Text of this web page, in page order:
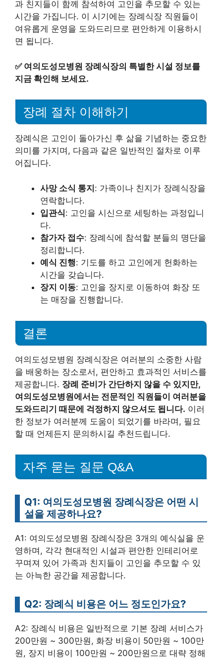
과 친지들이 함께 참석하여 고인을 추모할 수 있는
시간을 가집니다. 이 시기에는 장례식장 직원들이
여유롭게 운영을 도와드리므로 편안하게 이용하시
면 됩니다.
✅ 여의도성모병원 장례식장의 특별한 시설 정보를
지금 확인해 보세요.
장례 절차 이해하기
장례식은 고인이 돌아가신 후 삶을 기념하는 중요한
의미를 가지며, 다음과 같은 일반적인 절차로 이루
어집니다.
사망 소식 통지: 가족이나 친지가 장례식장을
연락합니다.
입관식: 고인을 시신으로 세팅하는 과정입니
다.
참가자 접수: 장례식에 참석할 분들의 명단을
정리합니다.
예식 진행: 기도를 하고 고인에게 헌화하는
시간을 갖습니다.
장지 이동: 고인을 장지로 이동하여 화장 또
는 매장을 진행합니다.
결론
여의도성모병원 장례식장은 여러분의 소중한 사람
을 배웅하는 장소로서, 편안하고 효과적인 서비스를
제공합니다. 장례 준비가 간단하지 않을 수 있지만,
여의도성모병원에서는 전문적인 직원들이 여러분을
도와드리기 때문에 걱정하지 않으셔도 됩니다. 이러
한 정보가 여러분께 도움이 되었기를 바라며, 필요
할 때 언제든지 문의하시길 추천드립니다.
자주 묻는 질문 Q&A
Q1: 여의도성모병원 장례식장은 어떤 시
설을 제공하나요?
A1: 여의도성모병원 장례식장은 3개의 예식실을 운
영하며, 각각 현대적인 시설과 편안한 인테리어로
꾸며져 있어 가족과 친지들이 고인을 추모할 수 있
는 아늑한 공간을 제공합니다.
Q2: 장례식 비용은 어느 정도인가요?
A2: 장례식 비용은 일반적으로 기본 장례 서비스가
200만원 ~ 300만원, 화장 비용이 50만원 ~ 100만
원, 장지 비용이 100만원 ~ 200만원으로 대략 정해